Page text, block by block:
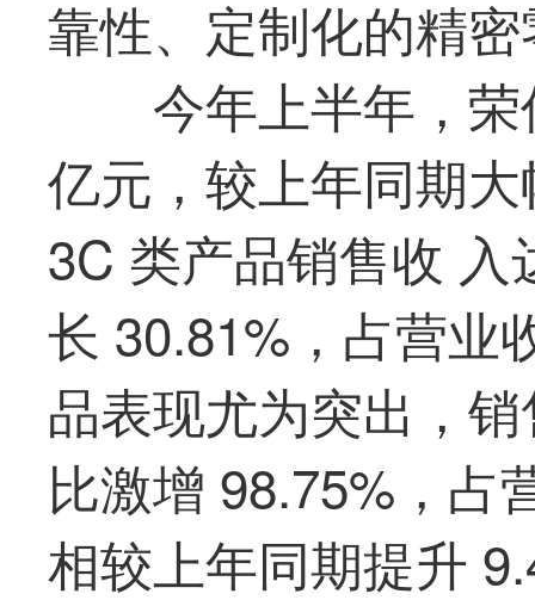
靠性、定制化的精
今年上半年，
亿元，较上年同期
3C 类产品销售收
长 30.81%，占营业
品表现尤为突出，
比激增 98.75%，占
相较上年同期提升